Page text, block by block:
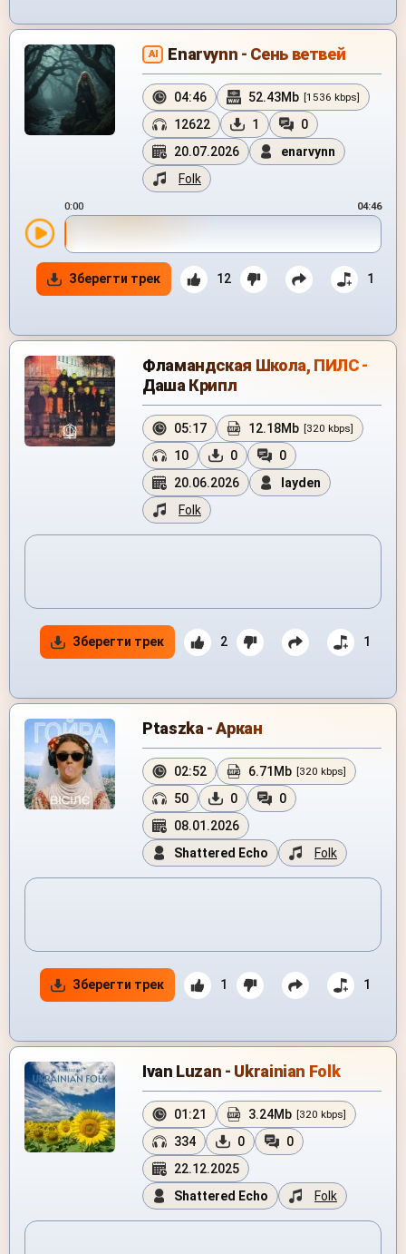
AI Enarvynn - Сень ветвей
04:46 52.43Mb [1536 kbps]
12622 1
0
20.07.2026
enarvynn
Folk
0:00 04:46
Зберегти трек 12 1
Фламандская Школа, ПИЛС -
Даша Крипл
05:17 12.18Mb [320 kbps]
10 0
0
20.06.2026
layden
Folk
Зберегти трек 2 1
Ptaszka - Аркан
02:52 6.71Mb [320 kbps]
50 0
0
08.01.2026
Shattered Echo
Folk
Зберегти трек 1 1
Ivan Luzan - Ukrainian Folk
01:21 3.24Mb [320 kbps]
334 0
0
22.12.2025
Shattered Echo
Folk